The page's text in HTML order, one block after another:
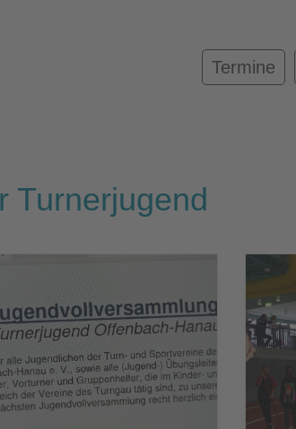
Termine
Turnerjugend